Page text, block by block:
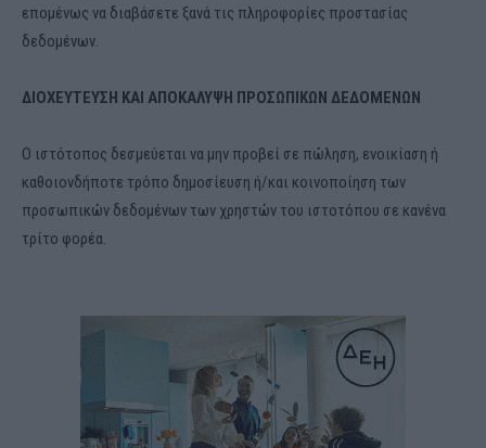
επομένως να διαβάσετε ξανά τις πληροφορίες προστασίας
δεδομένων.
ΔΙΟΧΕΥΤΕΥΣΗ ΚΑΙ ΑΠΟΚΑΛΥΨΗ ΠΡΟΣΩΠΙΚΩΝ ΔΕΔΟΜΕΝΩΝ
Ο ιστότοπος δεσμεύεται να μην προβεί σε πώληση, ενοικίαση ή
καθοιονδήποτε τρόπο δημοσίευση ή/και κοινοποίηση των
προσωπικών δεδομένων των χρηστών του ιστοτόπου σε κανένα
τρίτο φορέα.